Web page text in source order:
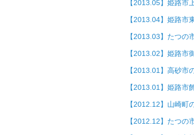
【2013.05】姫路市
【2013.04】姫路市
【2013.03】たつの
【2013.02】姫路市
【2013.01】高砂市
【2013.01】姫路市
【2012.12】山崎町
【2012.12】たつの